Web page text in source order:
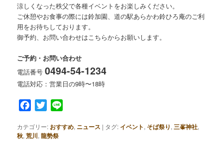
涼しくなった秩父で各種イベントをお楽しみください。
ご休憩やお食事の際には鈴加園、道の駅あらかわ鈴ひろ庵のご利
用をお待ちしております。
御予約、お問い合わせはこちらからお願いします。
ご予約・お問い合わせ
電話番号0494-54-1234
電話対応：営業日の9時〜18時
Facebook
Twitter
カテゴリー: おすすめ, ニュース | タグ: イベント, そば祭り, 三峯神社,
秋,荒川,龍勢祭